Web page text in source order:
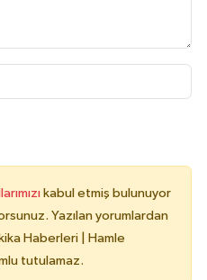
kabul etmiş bulunuyor
Yazılan yorumlardan
Haberleri | Hamle
tutulamaz.